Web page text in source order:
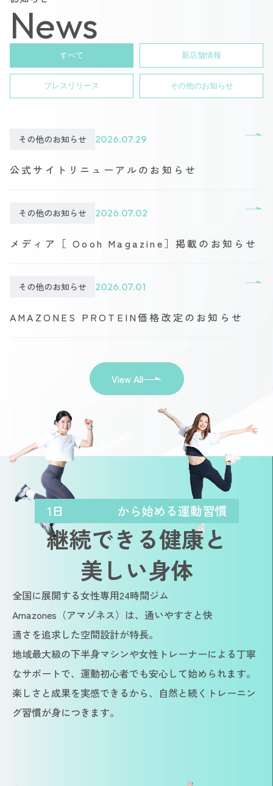
News
すべて 新店舗情報
プレスリリース その他のお知らせ
その他のお知らせ 2026.07.29
公式サイトリニューアルのお知らせ
その他のお知らせ 2026.07.02
メディア［ Oooh Magazine］掲載のお知らせ
その他のお知らせ 2026.07.01
AMAZONES PROTEIN価格改定のお知らせ
View All
1日 から始める運動習慣
継続できる健康と
美しい身体
全国に展開する女性専用24時間ジム
Amazones（アマゾネス）は、通いやすさと快
適さを追求した空間設計が特長。
地域最大級の下半身マシンや女性トレーナーによる丁寧
なサポートで、運動初心者でも安心して始められます。
楽しさと成果を実感できるから、自然と続くトレーニン
グ習慣が身につきます。